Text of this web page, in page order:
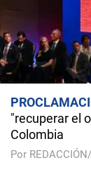
"recuperar el
Colombia
Por